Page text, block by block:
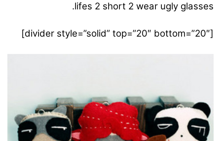
lifes 2 short 2 wear ugly glasses.
[divider style=”solid” top=”20″ bottom=”20″]